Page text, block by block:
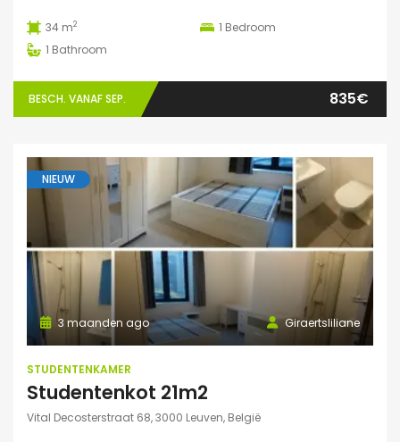
34 m2 1 Bedroom
1 Bathroom
BESCH. VANAF SEP. 835€
NIEUW
Giraertsliliane
3 maanden ago
STUDENTENKAMER
Studentenkot 21m2
Vital Decosterstraat 68, 3000 Leuven, België